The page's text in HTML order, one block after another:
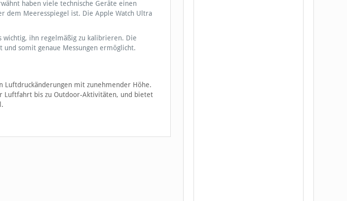
haben viele technische Geräte einen
dem Meeresspiegel ist. Die Apple Watch Ultra
ihn regelmäßig zu kalibrieren. Die
somit genaue Messungen ermöglicht.
Luftdruckänderungen mit zunehmender Höhe.
Luftfahrt bis zu Outdoor-Aktivitäten, und bietet